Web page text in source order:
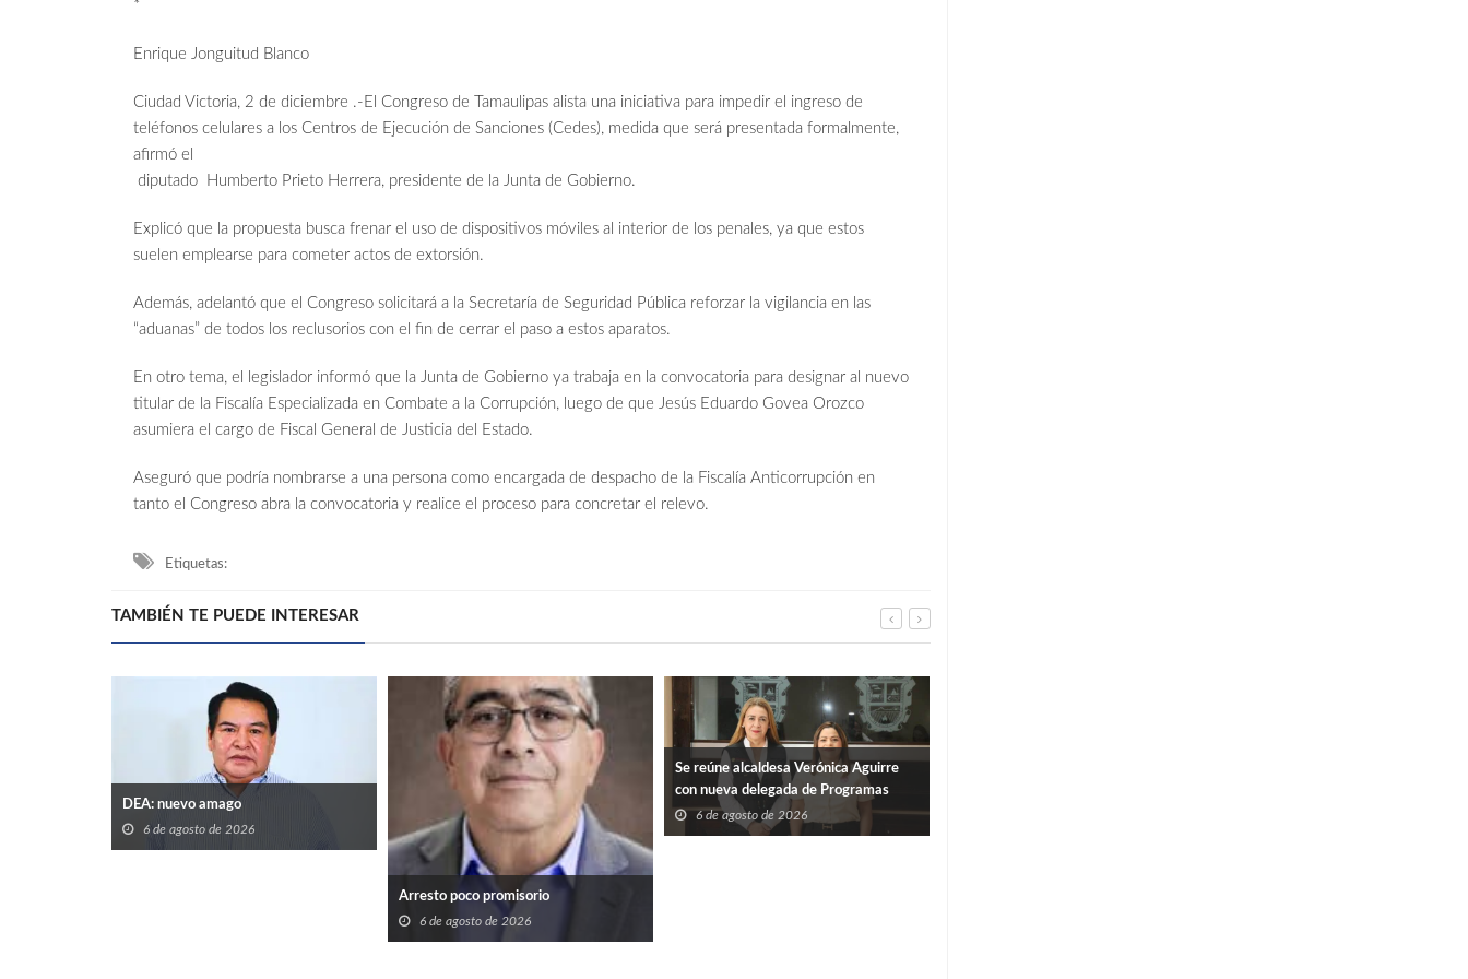
*
Enrique Jonguitud Blanco
Ciudad Victoria, 2 de diciembre .-El Congreso de Tamaulipas alista una iniciativa para impedir el ingreso de
teléfonos celulares a los Centros de Ejecución de Sanciones (Cedes), medida que será presentada formalmente,
afirmó el
diputado Humberto Prieto Herrera, presidente de la Junta de Gobierno.
Explicó que la propuesta busca frenar el uso de dispositivos móviles al interior de los penales, ya que estos
suelen emplearse para cometer actos de extorsión.
Además, adelantó que el Congreso solicitará a la Secretaría de Seguridad Pública reforzar la vigilancia en las
“aduanas” de todos los reclusorios con el fin de cerrar el paso a estos aparatos.
En otro tema, el legislador informó que la Junta de Gobierno ya trabaja en la convocatoria para designar al nuevo
titular de la Fiscalía Especializada en Combate a la Corrupción, luego de que Jesús Eduardo Govea Orozco
asumiera el cargo de Fiscal General de Justicia del Estado.
Aseguró que podría nombrarse a una persona como encargada de despacho de la Fiscalía Anticorrupción en
tanto el Congreso abra la convocatoria y realice el proceso para concretar el relevo.
Etiquetas:
TAMBIÉN TE PUEDE INTERESAR
DEA: nuevo amago
6 de agosto de 2026
Arresto poco promisorio
6 de agosto de 2026
Se reúne alcaldesa Verónica Aguirre
con nueva delegada de Programas
Federales en Tamaulipas
6 de agosto de 2026